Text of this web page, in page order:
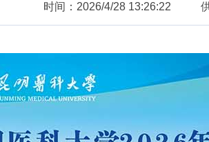
时间：2026/4/28 13:26:22